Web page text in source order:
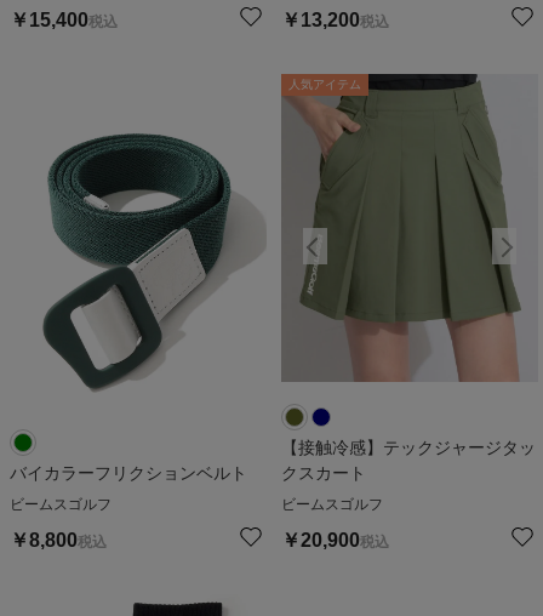
￥ 15,400税込 ￥ 13,200税込
バイカラーフリクションベルト
ビームスゴルフ
￥8,800税込
人気アイテム
【接触冷感】テックジャージタッ
クスカート
ビームスゴルフ
￥20,900税込